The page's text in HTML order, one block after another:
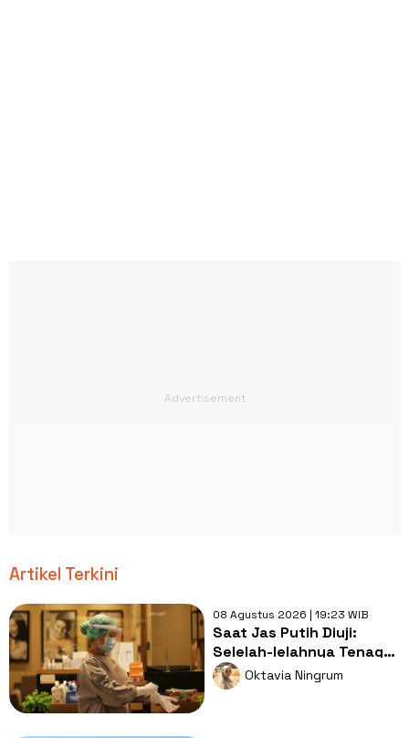
Artikel Terkini
08 Agustus 2026 | 19:23 WIB
Saat Jas Putih Diuji:
Selelah-lelahnya Tenaga
Kesehatan, Tetap Lebih
Melelahkan Jadi Pasien
Oktavia Ningrum